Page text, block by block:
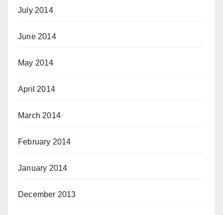
July 2014
June 2014
May 2014
April 2014
March 2014
February 2014
January 2014
December 2013